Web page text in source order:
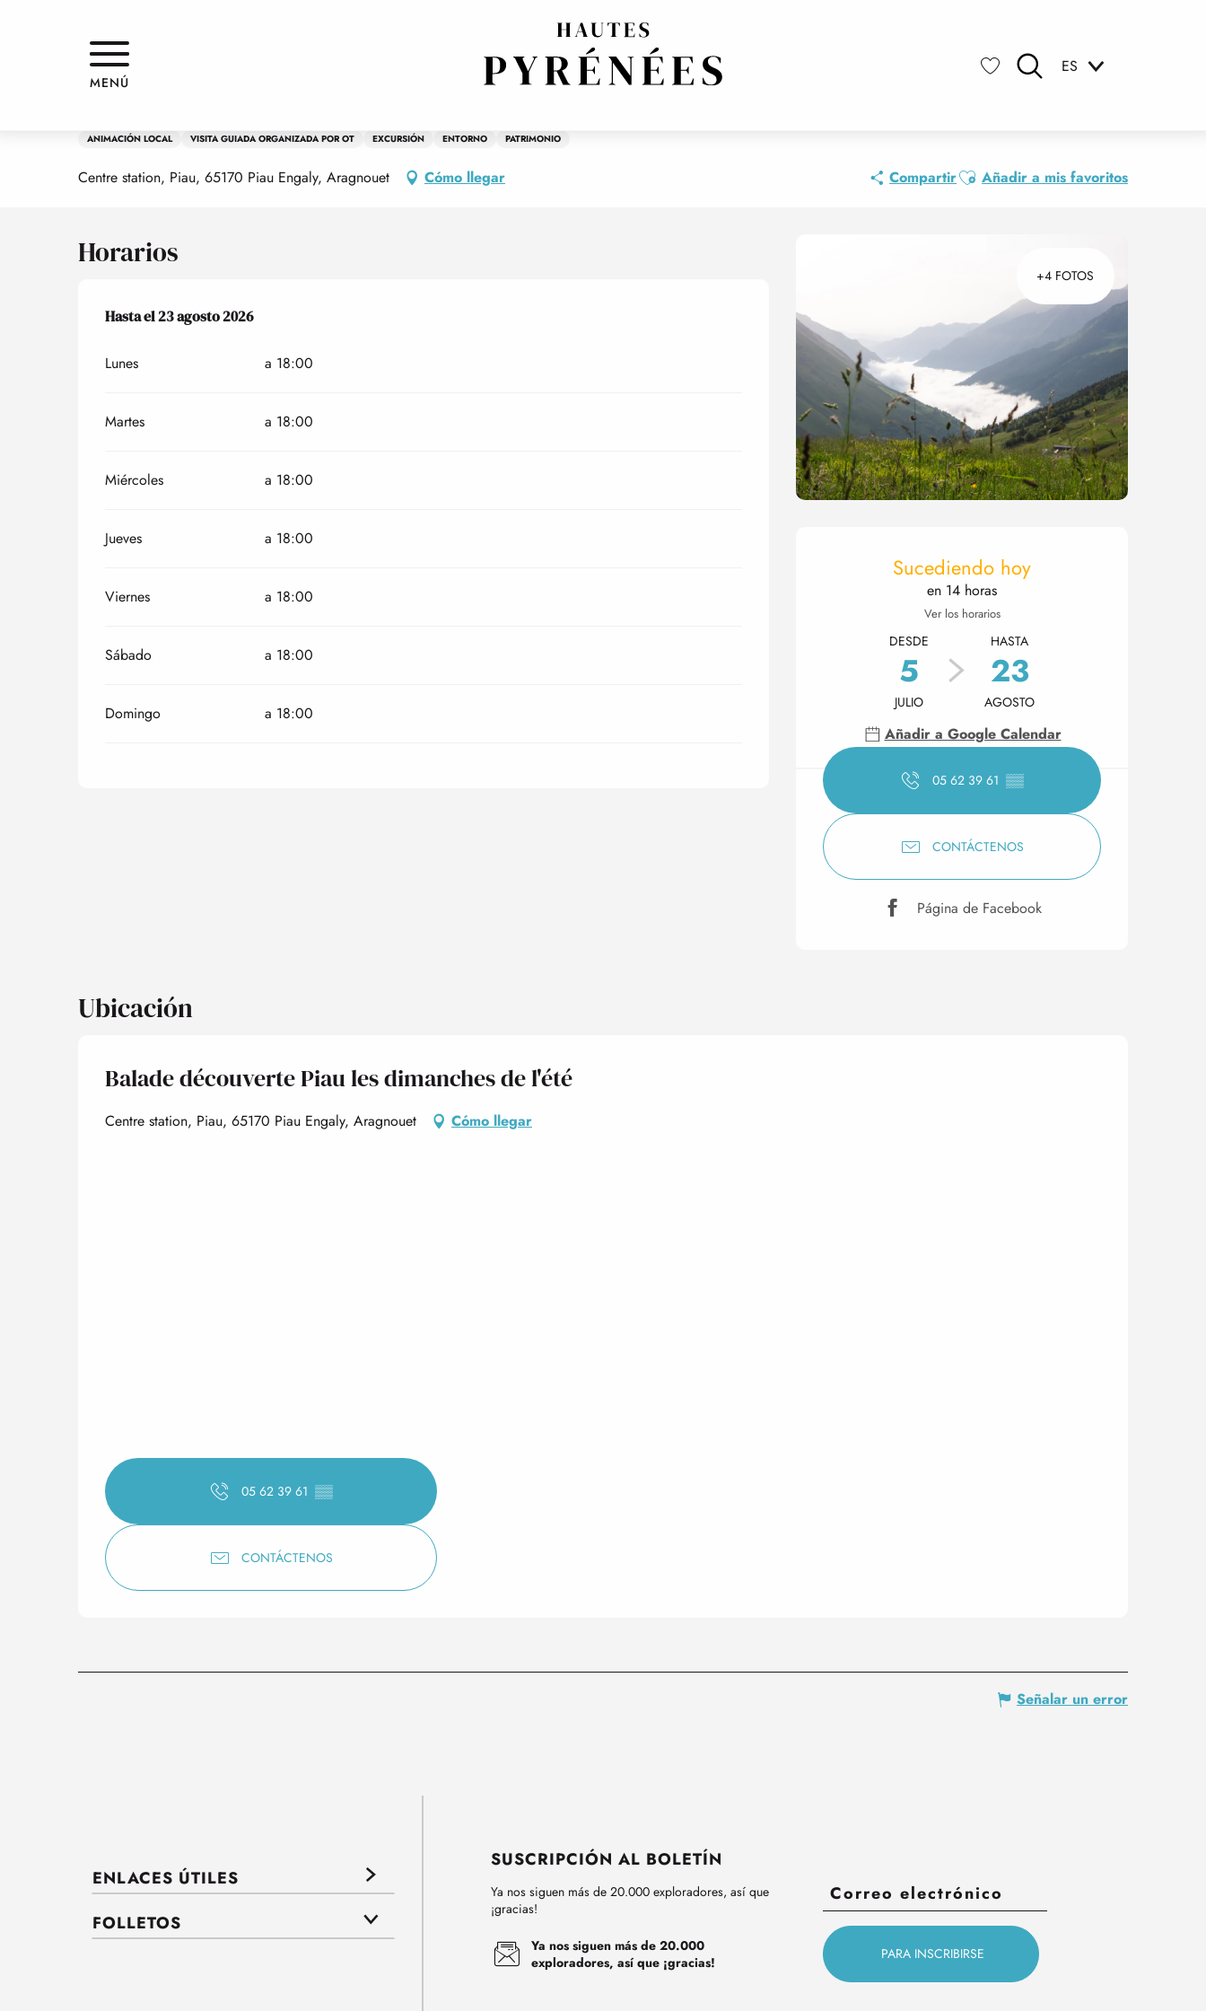
ES
MENÚ
5 julio > 23 agosto
ANIMACIÓN LOCAL VISITA GUIADA ORGANIZADA POR OT EXCURSIÓN ENTORNO PATRIMONIO
Centre station, Piau, 65170 Piau Engaly, Aragnouet Cómo llegar CompartirAjouter aux favoris
Añadir a mis favoritos
+4 FOTOS
Horarios y datos de
Sucediendo hoy
en 14 horas
Ver los horarios
DESDE
5
JULIO
HASTA
23
AGOSTO
Añadir a Google Calendar
05 62 39 61 ▒▒
CONTÁCTENOS
Página de Facebook
Horarios
Del5 julio 2026al23 agosto 2026
Hasta el23 agosto 2026
Lunes a 18:00
Martes a 18:00
Miércoles a 18:00
Jueves a 18:00
Viernes a 18:00
Sábado a 18:00
Domingo a 18:00
Ubicación
Balade découverte Piau les dimanches de l'été
Centre station, Piau, 65170 Piau Engaly, Aragnouet Cómo llegar
05 62 39 61 ▒▒
CONTÁCTENOS
Señalar un error
ENLACES ÚTILES
FOLLETOS
SUSCRIPCIÓN AL BOLETÍN
Ya nos siguen más de 20.000 exploradores, así que
¡gracias!
Ya nos siguen más de 20.000
exploradores, así que ¡gracias!